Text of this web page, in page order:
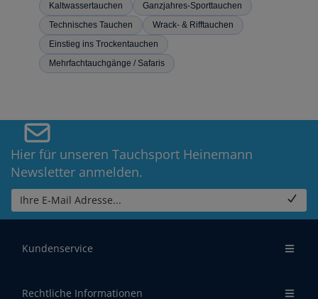
Kaltwassertauchen
Ganzjahres-Sporttauchen
Technisches Tauchen
Wrack- & Rifftauchen
Einstieg ins Trockentauchen
Mehrfachtauchgänge / Safaris
Hier für unseren Tauchsport Heinemann
Newsletter anmelden.
Ihre E-Mail Adresse...
Kundenservice
Rechtliche Informationen